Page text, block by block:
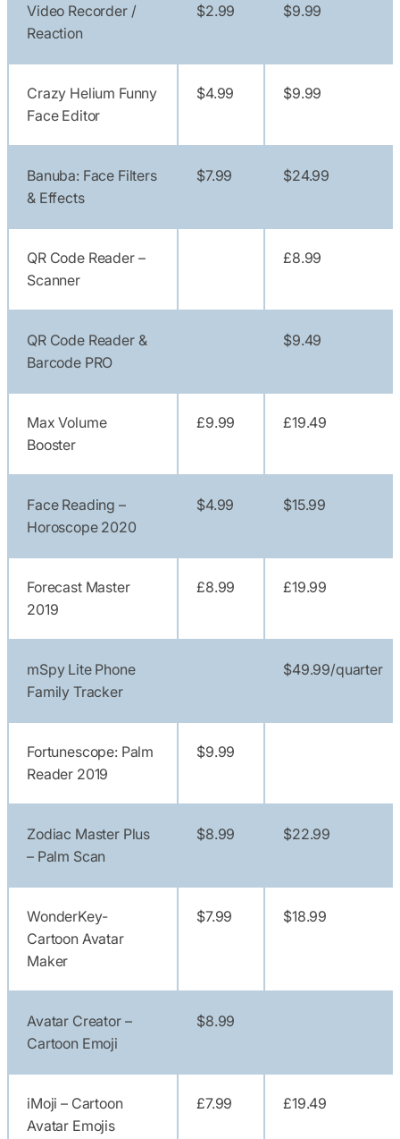
Video Recorder /
Reaction
$2.99 $9.99
Crazy Helium Funny
Face Editor
$4.99 $9.99
Banuba: Face Filters
& Effects
$7.99 $24.99
QR Code Reader –
Scanner
£8.99
QR Code Reader &
Barcode PRO
$9.49
Max Volume
Booster
£9.99 £19.49
Face Reading –
Horoscope 2020
$4.99 $15.99
Forecast Master
2019
£8.99 £19.99
mSpy Lite Phone
Family Tracker
$49.99/quarter
Fortunescope: Palm
Reader 2019
$9.99
Zodiac Master Plus
– Palm Scan
$8.99 $22.99
WonderKey-
Cartoon Avatar
Maker
$7.99 $18.99
Avatar Creator –
Cartoon Emoji
$8.99
iMoji – Cartoon
Avatar Emojis
£7.99 £19.49